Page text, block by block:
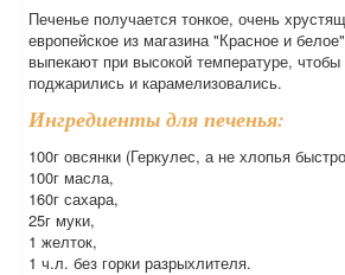
Печенье получается тонкое, очень
европейское из магазина "Красное и
выпекают при высокой температуре,
поджарились и карамелизовались.
Ингредиенты для печенья:
100г овсянки (Геркулес, а не хлопья
100г масла,
160г сахара,
25г муки,
1 желток,
1 ч.л. без горки разрыхлителя.